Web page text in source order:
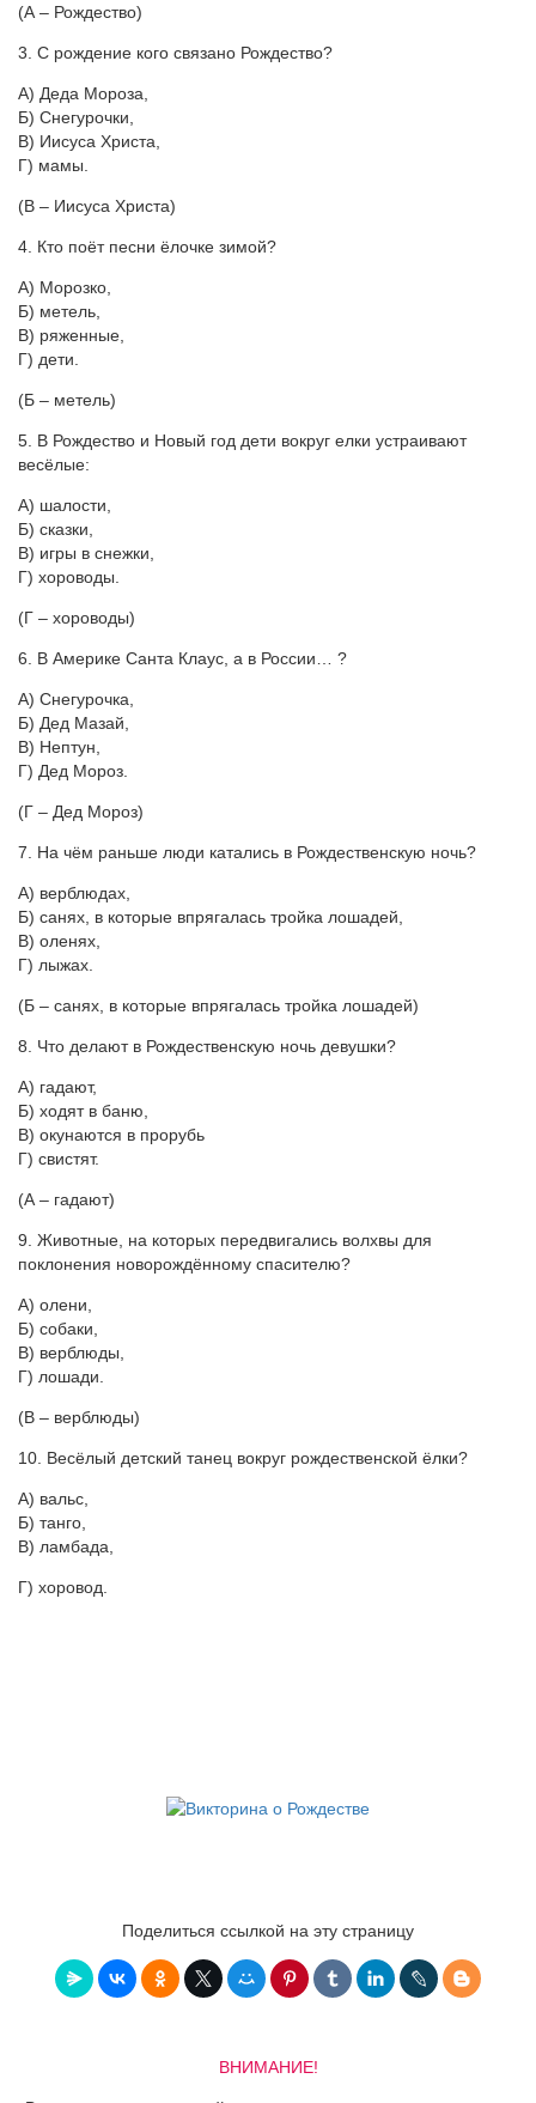
(А – Рождество)
3. С рождение кого связано Рождество?
А) Деда Мороза,
Б) Снегурочки,
В) Иисуса Христа,
Г) мамы.
(В – Иисуса Христа)
4. Кто поёт песни ёлочке зимой?
А) Морозко,
Б) метель,
В) ряженные,
Г) дети.
(Б – метель)
5. В Рождество и Новый год дети вокруг елки устраивают
весёлые:
А) шалости,
Б) сказки,
В) игры в снежки,
Г) хороводы.
(Г – хороводы)
6. В Америке Санта Клаус, а в России… ?
А) Снегурочка,
Б) Дед Мазай,
В) Нептун,
Г) Дед Мороз.
(Г – Дед Мороз)
7. На чём раньше люди катались в Рождественскую ночь?
А) верблюдах,
Б) санях, в которые впрягалась тройка лошадей,
В) оленях,
Г) лыжах.
(Б – санях, в которые впрягалась тройка лошадей)
8. Что делают в Рождественскую ночь девушки?
А) гадают,
Б) ходят в баню,
В) окунаются в прорубь
Г) свистят.
(А – гадают)
9. Животные, на которых передвигались волхвы для
поклонения новорождённому спасителю?
А) олени,
Б) собаки,
В) верблюды,
Г) лошади.
(В – верблюды)
10. Весёлый детский танец вокруг рождественской ёлки?
А) вальс,
Б) танго,
В) ламбада,
Г) хоровод.
Поделиться ссылкой на эту страницу
ВНИМАНИЕ!